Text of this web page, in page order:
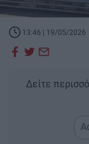
13:46 | 19/05/2026
Δείτε